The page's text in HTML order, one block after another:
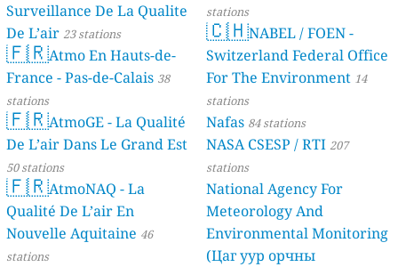
Surveillance De La Qualite
De L’air 23 stations
🇫🇷Atmo En Hauts-de-
France - Pas-de-Calais 38
stations
🇫🇷AtmoGE - La Qualité
De L’air Dans Le Grand Est
50 stations
🇫🇷AtmoNAQ - La
Qualité De L’air En
Nouvelle Aquitaine 46
stations
stations
🇨🇭NABEL / FOEN -
Switzerland Federal Office
For The Environment 14
stations
Nafas 84 stations
NASA CSESP / RTI 207
stations
National Agency For
Meteorology And
Environmental Monitoring
(Цаг уур орчны